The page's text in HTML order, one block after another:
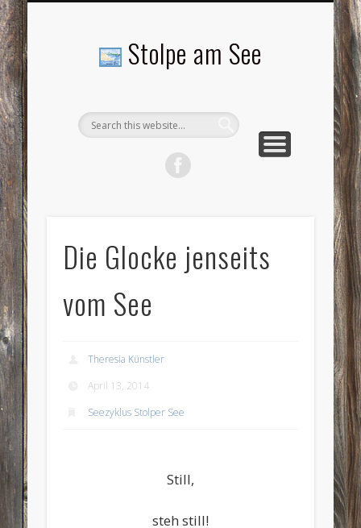
Stolpe am See
Die Glocke jenseits
vom See
Theresia Künstler
April 13, 2014
Seezyklus Stolper See
Still,
steh still!